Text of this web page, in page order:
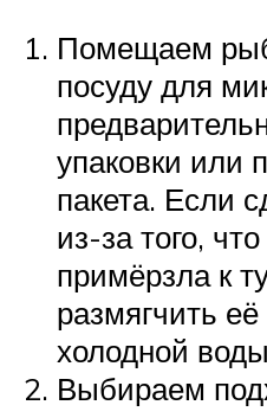
Помещаем
посуду для
упаковки или
пакета. Если
из-за того,
примёрзла к
размягчить
холодной
Выбираем